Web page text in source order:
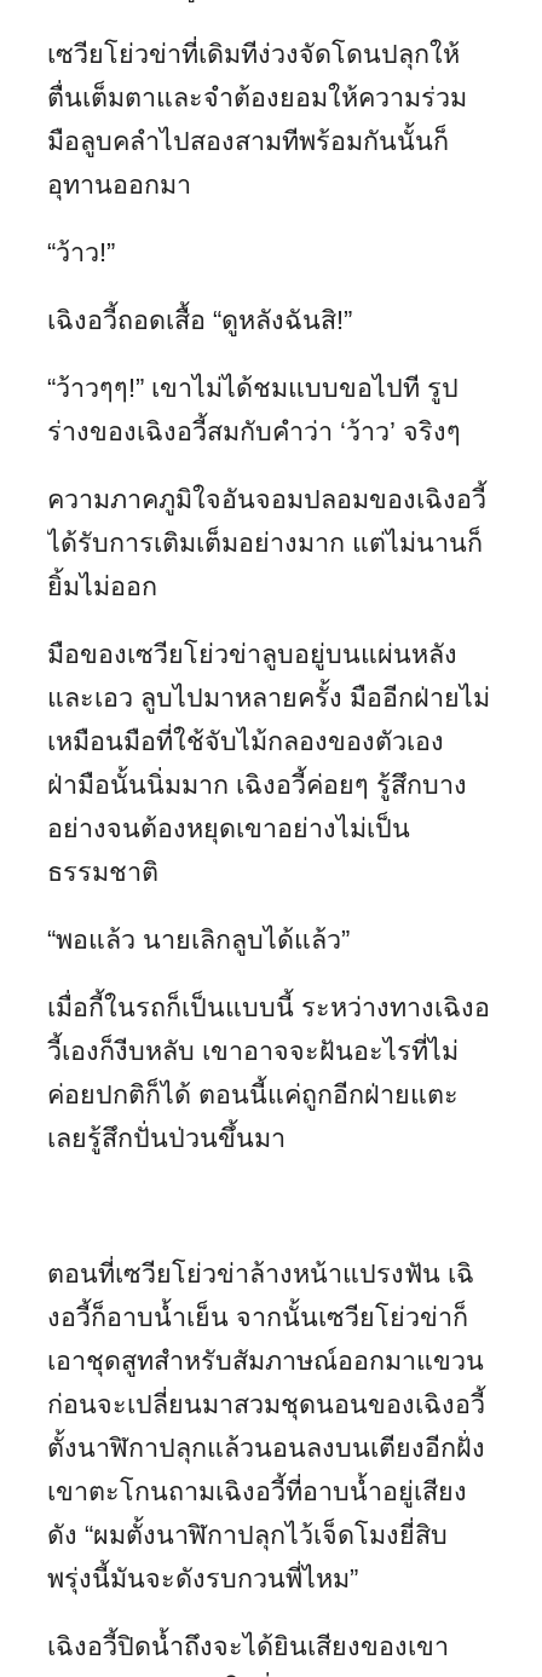
เซวียโย่วข่าที่เดิมทีง่วงจัดโดนปลุกให้
ตื่นเต็มตาและจำต้องยอมให้ความร่วม
มือลูบคลำไปสองสามทีพร้อมกันนั้นก็
อุทานออกมา
“ว้าว!”
เฉิงอวี้ถอดเสื้อ “ดูหลังฉันสิ!”
“ว้าวๆๆ!” เขาไม่ได้ชมแบบขอไปที รูป
ร่างของเฉิงอวี้สมกับคำว่า ‘ว้าว’ จริงๆ
ความภาคภูมิใจอันจอมปลอมของเฉิงอวี้
ได้รับการเติมเต็มอย่างมาก แต่ไม่นานก็
ยิ้มไม่ออก
มือของเซวียโย่วข่าลูบอยู่บนแผ่นหลัง
และเอว ลูบไปมาหลายครั้ง มืออีกฝ่ายไม่
เหมือนมือที่ใช้จับไม้กลองของตัวเอง
ฝ่ามือนั้นนิ่มมาก เฉิงอวี้ค่อยๆ รู้สึกบาง
อย่างจนต้องหยุดเขาอย่างไม่เป็น
ธรรมชาติ
“พอแล้ว นายเลิกลูบได้แล้ว”
เมื่อกี้ในรถก็เป็นแบบนี้ ระหว่างทางเฉิงอ
วี้เองก็งีบหลับ เขาอาจจะฝันอะไรที่ไม่
ค่อยปกติก็ได้ ตอนนี้แค่ถูกอีกฝ่ายแตะ
เลยรู้สึกปั่นป่วนขึ้นมา
ตอนที่เซวียโย่วข่าล้างหน้าแปรงฟัน เฉิ
งอวี้ก็อาบน้ำเย็น จากนั้นเซวียโย่วข่าก็
เอาชุดสูทสำหรับสัมภาษณ์ออกมาแขวน
ก่อนจะเปลี่ยนมาสวมชุดนอนของเฉิงอวี้
ตั้งนาฬิกาปลุกแล้วนอนลงบนเตียงอีกฝั่ง
เขาตะโกนถามเฉิงอวี้ที่อาบน้ำอยู่เสียง
ดัง “ผมตั้งนาฬิกาปลุกไว้เจ็ดโมงยี่สิบ
พรุ่งนี้มันจะดังรบกวนพี่ไหม”
เฉิงอวี้ปิดน้ำถึงจะได้ยินเสียงของเขา